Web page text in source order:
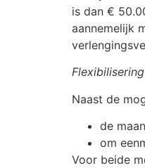
is dan €
aannemelijk
Naast de
de
om
Voor beide